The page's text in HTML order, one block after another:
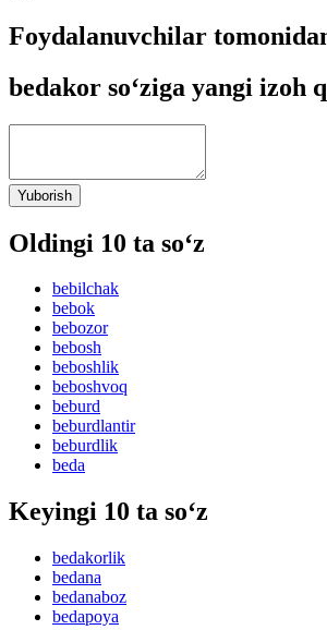
Foydalanuvchilar
bedakor so‘ziga yangi izoh
Yuborish
Oldingi 10 ta so‘z
bebilchak
bebok
bebozor
bebosh
beboshlik
beboshvoq
beburd
beburdlantir
beburdlik
beda
Keyingi 10 ta so‘z
bedakorlik
bedana
bedanaboz
bedapoya